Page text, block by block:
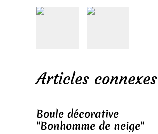
Articles connexes
Boule décorative
"Bonhomme de neige"